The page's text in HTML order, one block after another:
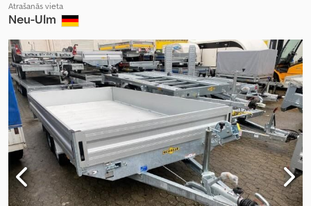
Atrašanās vieta
Neu-Ulm